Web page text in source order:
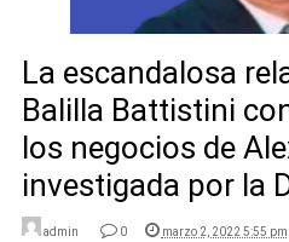
La escandalosa
Balilla Battistini
los negocios de
investigada por la
admin 0 marzo 2, 2022 5:55 pm